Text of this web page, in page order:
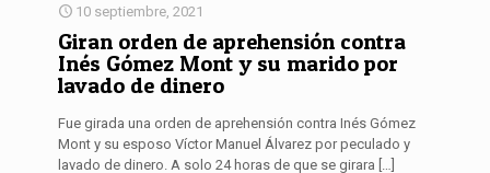
10 septiembre, 2021
Giran orden de aprehensión contra
Inés Gómez Mont y su marido por
lavado de dinero
Fue girada una orden de aprehensión contra Inés Gómez
Mont y su esposo Víctor Manuel Álvarez por peculado y
lavado de dinero. A solo 24 horas de que se girara […]